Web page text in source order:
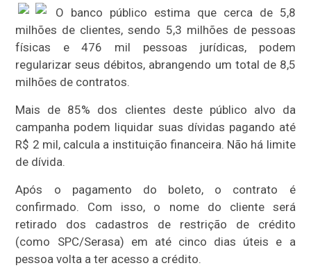
O banco público estima que cerca de 5,8
milhões de clientes, sendo 5,3 milhões de pessoas
físicas e 476 mil pessoas jurídicas, podem
regularizar seus débitos, abrangendo um total de 8,5
milhões de contratos.
Mais de 85% dos clientes deste público alvo da
campanha podem liquidar suas dívidas pagando até
R$ 2 mil, calcula a instituição financeira. Não há limite
de dívida.
Após o pagamento do boleto, o contrato é
confirmado. Com isso, o nome do cliente será
retirado dos cadastros de restrição de crédito
(como SPC/Serasa) em até cinco dias úteis e a
pessoa volta a ter acesso a crédito.